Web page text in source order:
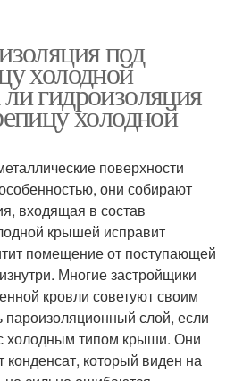
под
холодной
гидроизоляция
холодной
поверхности
они собирают
входящая в состав
крышей исправит
помещение от поступающей
Многие застройщики
кровли советуют своим
слой, если
с холодным типом крыши. Они
конденсат, который виден на